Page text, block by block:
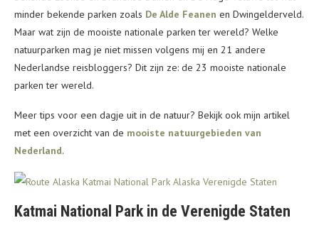
minder bekende parken zoals De Alde Feanen en Dwingelderveld.
Maar wat zijn de mooiste nationale parken ter wereld? Welke
natuurparken mag je niet missen volgens mij en 21 andere
Nederlandse reisbloggers? Dit zijn ze: de 23 mooiste nationale
parken ter wereld.
Meer tips voor een dagje uit in de natuur? Bekijk ook mijn artikel
met een overzicht van de mooiste natuurgebieden van
Nederland.
Katmai National Park in de Verenigde Staten